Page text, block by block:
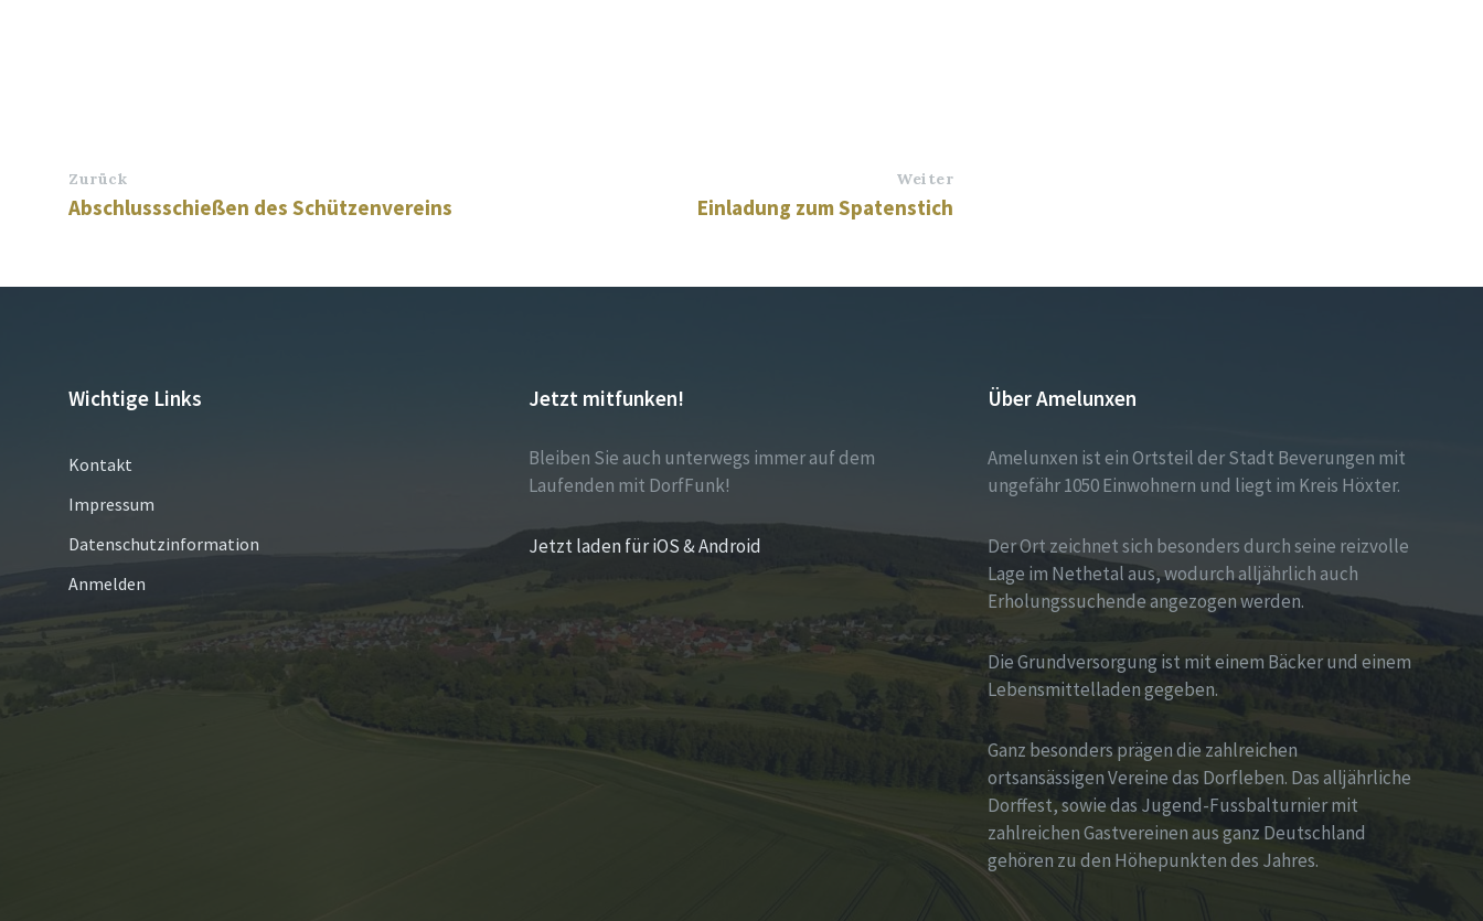
Zurück
Abschlussschießen des Schützenvereins
Weiter
Einladung zum Spatenstich
Wichtige Links
Kontakt
Impressum
Datenschutzinformation
Anmelden
Jetzt mitfunken!
Bleiben Sie auch unterwegs immer auf dem
Laufenden mit DorfFunk!
Jetzt laden für iOS & Android
Über Amelunxen
Amelunxen ist ein Ortsteil der Stadt Beverungen mit
ungefähr 1050 Einwohnern und liegt im Kreis Höxter.
Der Ort zeichnet sich besonders durch seine reizvolle
Lage im Nethetal aus, wodurch alljährlich auch
Erholungssuchende angezogen werden.
Die Grundversorgung ist mit einem Bäcker und einem
Lebensmittelladen gegeben.
Ganz besonders prägen die zahlreichen
ortsansässigen Vereine das Dorfleben. Das alljährliche
Dorffest, sowie das Jugend-Fussbalturnier mit
zahlreichen Gastvereinen aus ganz Deutschland
gehören zu den Höhepunkten des Jahres.